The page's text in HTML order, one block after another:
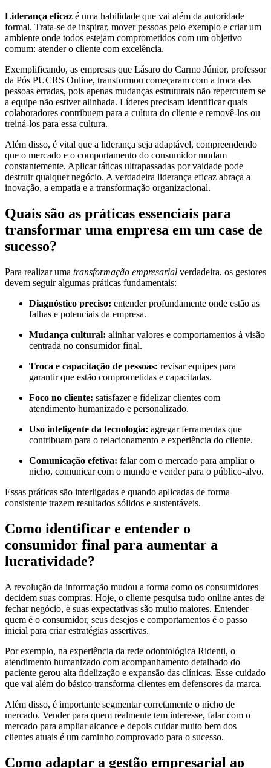
Liderança eficaz é uma habilidade que vai além da autoridade
formal. Trata-se de inspirar, mover pessoas pelo exemplo e criar um
ambiente onde todos estejam comprometidos com um objetivo
comum: atender o cliente com excelência.
Exemplificando, as empresas que Lásaro do Carmo Júnior, professor
da Pós PUCRS Online, transformou começaram com a troca das
pessoas erradas, pois apenas mudanças estruturais não repercutem se
a equipe não estiver alinhada. Líderes precisam identificar quais
colaboradores contribuem para a cultura do cliente e removê-los ou
treiná-los para essa cultura.
Além disso, é vital que a liderança seja adaptável, compreendendo
que o mercado e o comportamento do consumidor mudam
constantemente. Aplicar táticas ultrapassadas por vaidade pode
destruir qualquer negócio. A verdadeira liderança eficaz abraça a
inovação, a empatia e a transformação organizacional.
Quais são as práticas essenciais para
transformar uma empresa em um case de
sucesso?
Para realizar uma transformação empresarial verdadeira, os gestores
devem seguir algumas práticas fundamentais:
Diagnóstico preciso: entender profundamente onde estão as
falhas e potenciais da empresa.
Mudança cultural: alinhar valores e comportamentos à visão
centrada no consumidor final.
Troca e capacitação de pessoas: revisar equipes para
garantir que estão comprometidas e capacitadas.
Foco no cliente: satisfazer e fidelizar clientes com
atendimento humanizado e personalizado.
Uso inteligente da tecnologia: agregar ferramentas que
contribuam para o relacionamento e experiência do cliente.
Comunicação efetiva: falar com o mercado para ampliar o
nicho, comunicar com o mundo e vender para o público-alvo.
Essas práticas são interligadas e quando aplicadas de forma
consistente trazem resultados sólidos e sustentáveis.
Como identificar e entender o
consumidor final para aumentar a
lucratividade?
A revolução da informação mudou a forma como os consumidores
decidem suas compras. Hoje, o cliente pesquisa tudo online antes de
fechar negócio, e suas expectativas são muito maiores. Entender
quem é o consumidor, seus desejos e comportamentos é o passo
inicial para criar estratégias assertivas.
Por exemplo, na experiência da rede odontológica Ridenti, o
atendimento humanizado com acompanhamento detalhado do
paciente gerou alta fidelização e expansão das clínicas. Esse cuidado
que vai além do básico transforma clientes em defensores da marca.
Além disso, é importante segmentar corretamente o nicho de
mercado. Vender para quem realmente tem interesse, falar com o
mercado para ampliar alcance e depois cuidar muito bem dos
clientes atuais é um caminho comprovado para o sucesso.
Como adaptar a gestão empresarial ao